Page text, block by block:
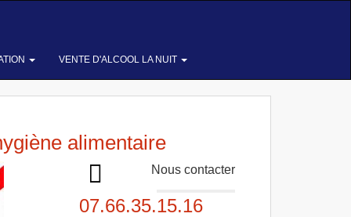
VENTE D'ALCOOL LA NUIT
alimentaire
Nous contacter
07.66.35.15.16